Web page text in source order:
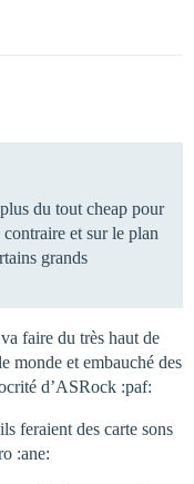
du tout cheap pour
et sur le plan
grands
faire du très haut de
monde et embauché des
d’ASRock :paf:
feraient des carte sons
:ane: